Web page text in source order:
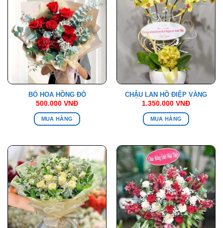
BÓ HOA HỒNG ĐỎ
500.000 VNĐ
MUA HÀNG
CHẬU LAN HỒ ĐIỆP VÀNG
1.350.000 VNĐ
MUA HÀNG